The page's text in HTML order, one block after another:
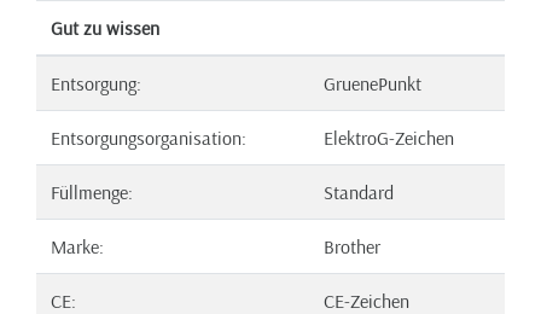
Gut zu wissen
Entsorgung: GruenePunkt
Entsorgungsorganisation: ElektroG-Zeichen
Füllmenge: Standard
Marke: Brother
CE: CE-Zeichen